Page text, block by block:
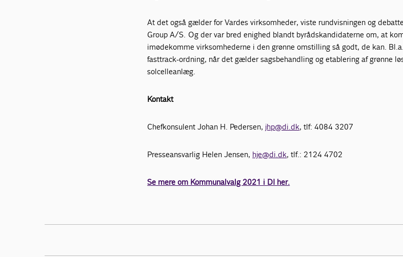
At det også gælder for Vardes virksomheder, viste rundvisningen og
Group A/S. Og der var bred enighed blandt byrådskandidaterne om, at
imødekomme virksomhederne i den grønne omstilling så godt, de kan.
fasttrack-ordning, når det gælder sagsbehandling og etablering af grønne
solcelleanlæg.
Kontakt
Chefkonsulent Johan H. Pedersen, jhp@di.dk, tlf: 4084 3207
Presseansvarlig Helen Jensen, hje@di.dk, tlf.: 2124 4702
Se mere om Kommunalvalg 2021 i DI her.